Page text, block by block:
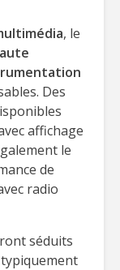
, le
Des
affichage
le
de
radio
séduits
typiquement